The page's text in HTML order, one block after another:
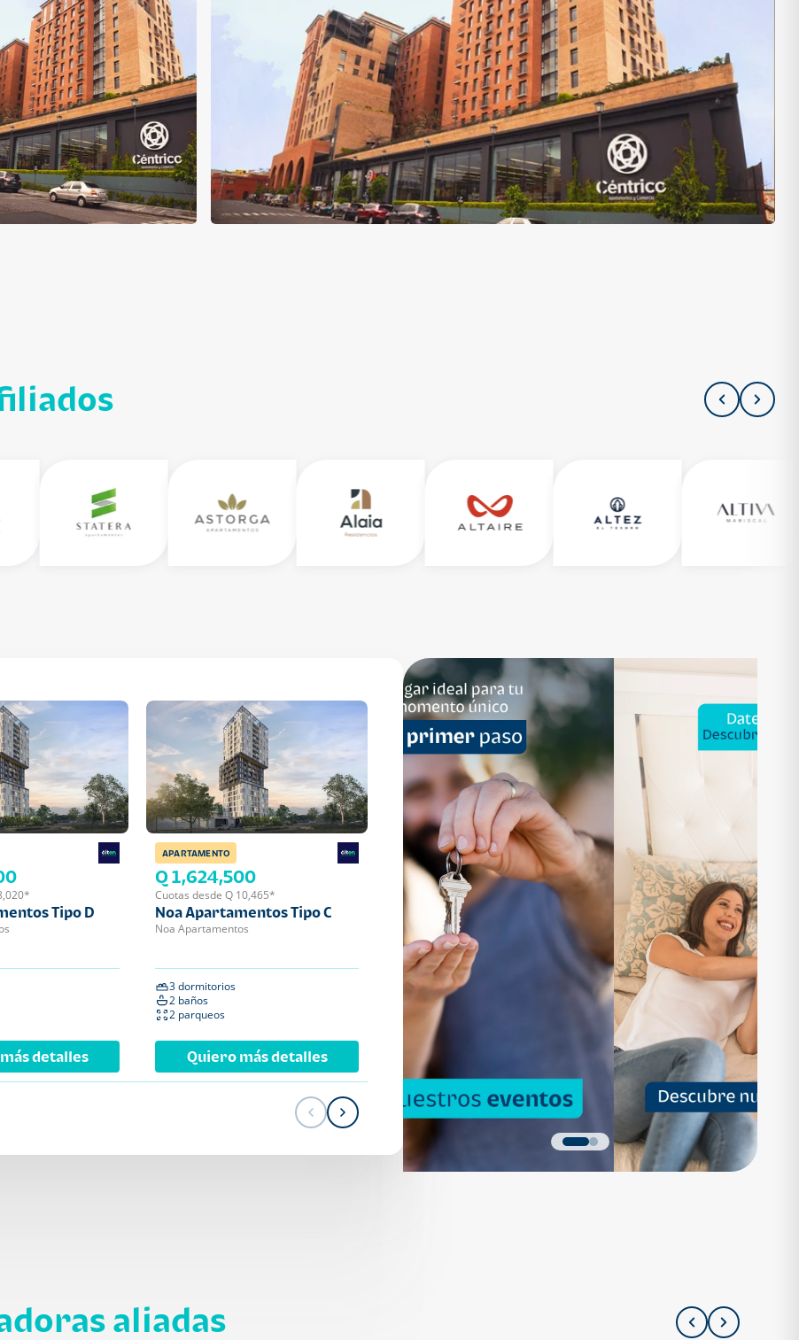
Tipo D
detalles
APARTAMENTO
Q 1,624,500
Cuotas desde Q 10,465*
Noa Apartamentos Tipo C
Noa Apartamentos
3 dormitorios
2 baños
2 parqueos
Quiero más detalles
APARTAMENTO
Q 1,136,200
Cuotas desde Q 7,319*
Noa Apartamentos Tipo B
Noa Apartamentos
2 dormitorios
2 baños
1 parqueo
Quiero más detalles
APARTAMENTO
Q 1,559,700
Cuotas desde Q 10,047*
Noa Apartamentos Tipo A
Noa Apartamentos
3 dormitorios
2 baños
Quiero más detalles
aliadas